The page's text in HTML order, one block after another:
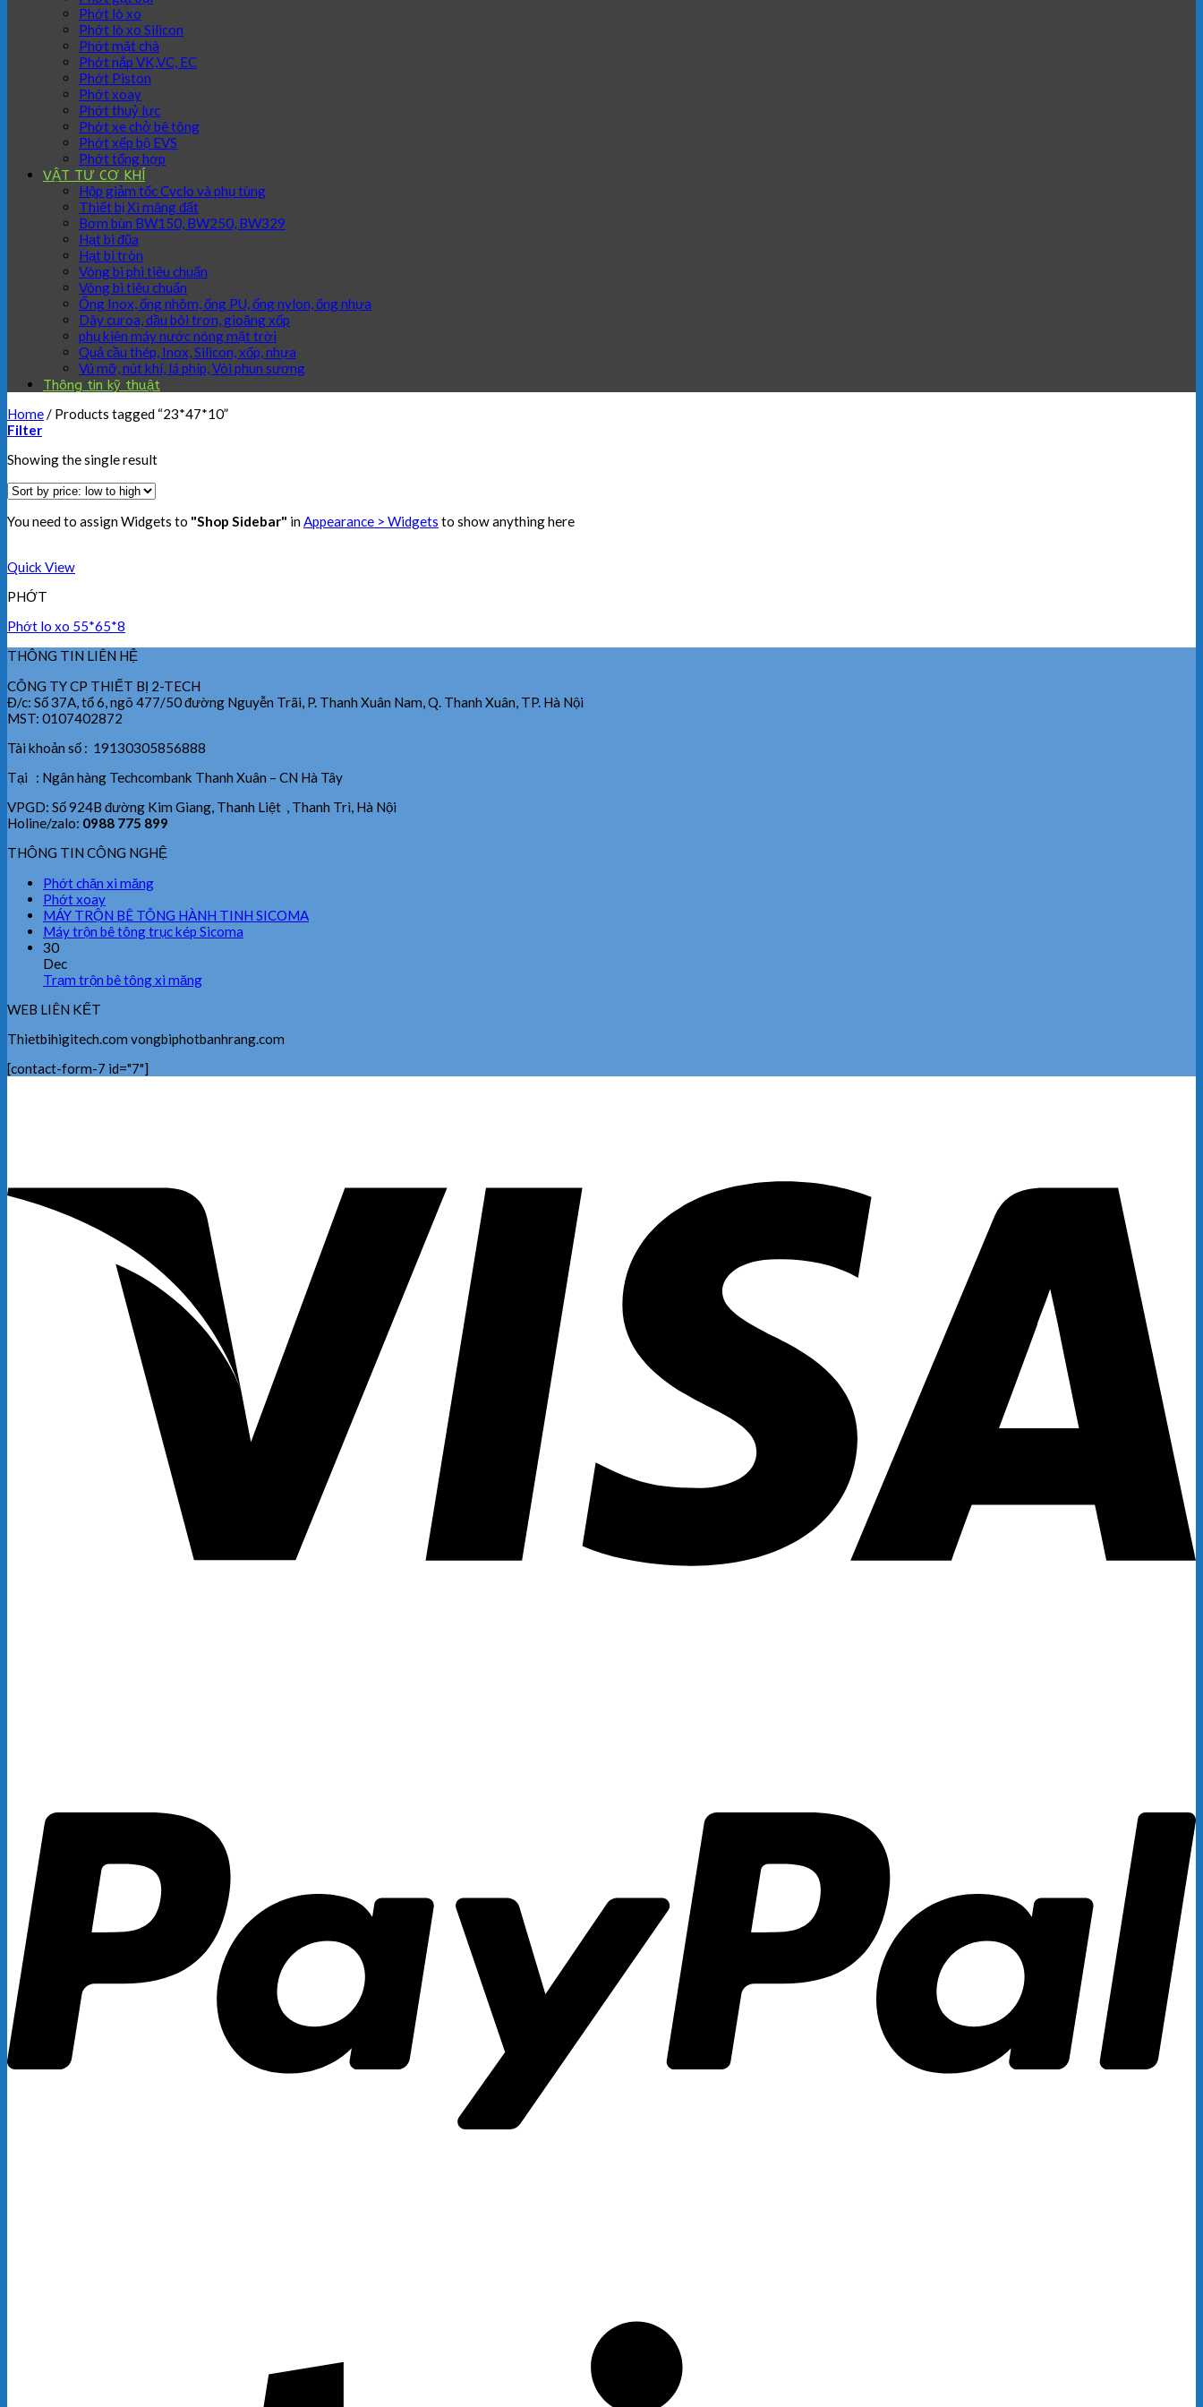
Phớt lò xo
Phớt lò xo Silicon
Phớt mặt chà
Phớt nắp VK,VC, EC
Phớt Piston
Phớt xoay
Phớt thuỷ lực
Phớt xe chở bê tông
Phớt xếp bộ EVS
Phớt tổng hợp
VẬT TƯ CƠ KHÍ
Hộp giảm tốc Cyclo và phụ tùng
Thiết bị Xi măng đất
Bơm bùn BW150, BW250, BW329
Hạt bi đũa
Hạt bi tròn
Vòng bi phi tiêu chuẩn
Vòng bi tiêu chuẩn
Ống Inox, ống nhôm, ống PU, ống nylon, ống nhựa
Dây curoa, dầu bôi trơn, gioăng xốp
phụ kiện máy nước nóng mặt trời
Quả cầu thép, Inox, Silicon, xốp, nhựa
Vú mỡ, nút khí, lá phíp, Vòi phun sương
Thông tin kỹ thuật
Home/ Products tagged “23*47*10”
Filter
Showing the single result
You need to assign Widgets to "Shop Sidebar" inAppearance > Widgets to show anything here
Quick View
PHỚT
Phớt lo xo 55*65*8
THÔNG TIN LIÊN HỆ
CÔNG TY CP THIẾT BỊ 2-TECH
Đ/c: Số 37A, tổ 6, ngõ 477/50 đường Nguyễn Trãi, P. Thanh Xuân Nam, Q. Thanh Xuân, TP. Hà Nội
MST: 0107402872
Tài khoản số : 19130305856888
Tại : Ngân hàng Techcombank Thanh Xuân – CN Hà Tây
VPGD: Số 924B đường Kim Giang, Thanh Liệt , Thanh Trì, Hà Nội
Holine/zalo: 0988 775 899
THÔNG TIN CÔNG NGHỆ
Phớt chặn xi măng
Phớt xoay
MÁY TRỘN BÊ TÔNG HÀNH TINH SICOMA
Máy trộn bê tông trục kép Sicoma
30
Dec
Trạm trộn bê tông xi măng
WEB LIÊN KẾT
Thietbihigitech.com vongbiphotbanhrang.com
[contact-form-7 id="7"]